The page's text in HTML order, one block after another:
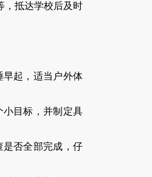
，抵达学校后及时
早起，适当户外体
小目标，并制定具
是否全部完成，仔